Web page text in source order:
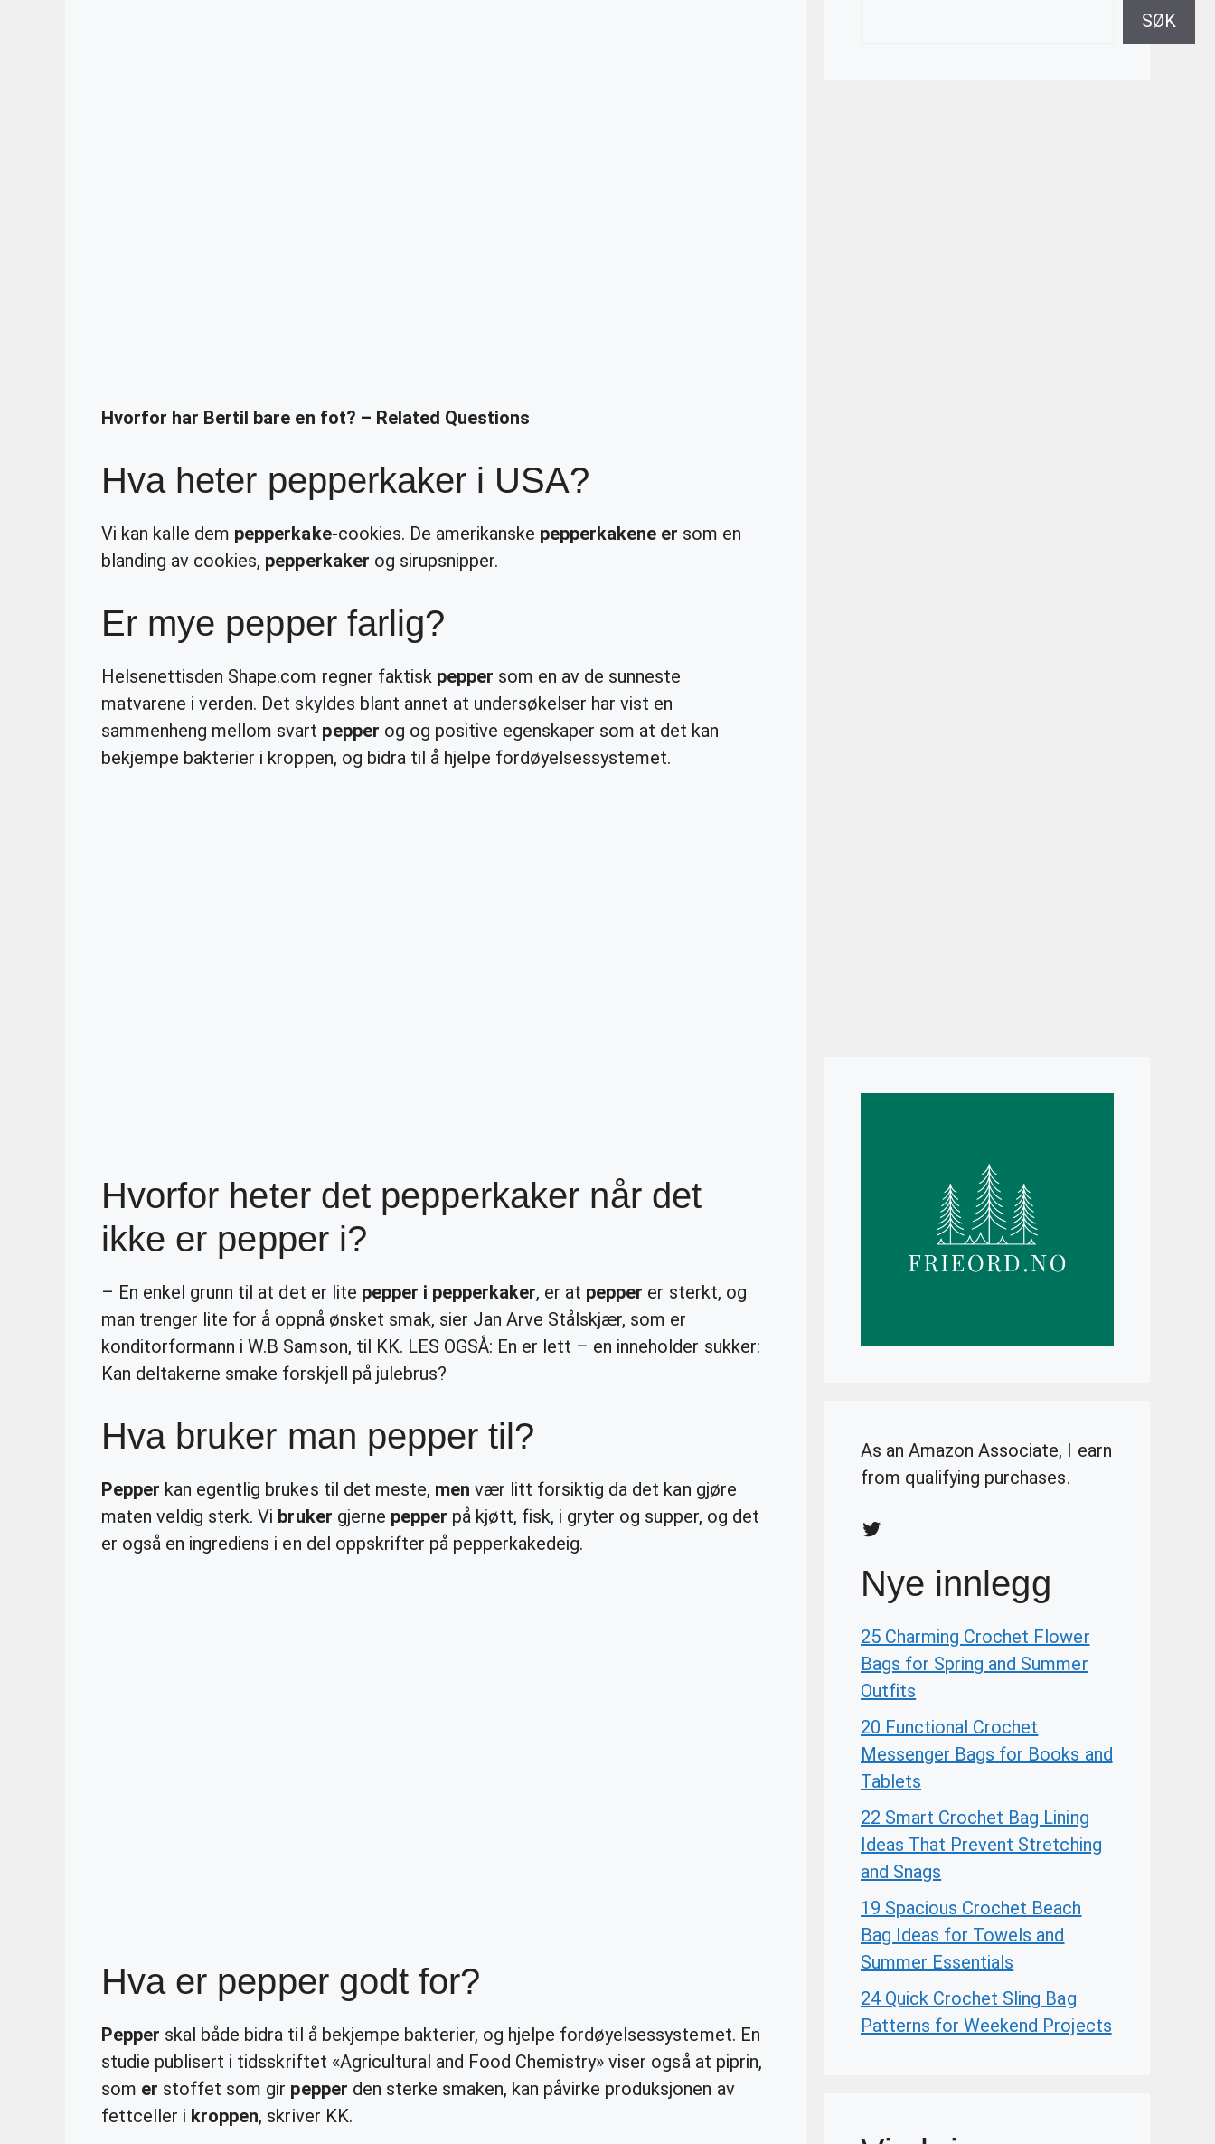
Hvorfor har Bertil bare en fot? – Related Questions
Hva heter pepperkaker i USA?
Vi kan kalle dem pepperkake-cookies. De amerikanske pepperkakene er som en
blanding av cookies, pepperkaker og sirupsnipper.
Er mye pepper farlig?
Helsenettisden Shape.com regner faktisk pepper som en av de sunneste
matvarene i verden. Det skyldes blant annet at undersøkelser har vist en
sammenheng mellom svart pepper og og positive egenskaper som at det kan
bekjempe bakterier i kroppen, og bidra til å hjelpe fordøyelsessystemet.
Hvorfor heter det pepperkaker når det
ikke er pepper i?
– En enkel grunn til at det er lite pepper i pepperkaker, er at pepper er sterkt, og
man trenger lite for å oppnå ønsket smak, sier Jan Arve Stålskjær, som er
konditorformann i W.B Samson, til KK. LES OGSÅ: En er lett – en inneholder sukker:
Kan deltakerne smake forskjell på julebrus?
Hva bruker man pepper til?
Pepper kan egentlig brukes til det meste, men vær litt forsiktig da det kan gjøre
maten veldig sterk. Vi bruker gjerne pepper på kjøtt, fisk, i gryter og supper, og det
er også en ingrediens i en del oppskrifter på pepperkakedeig.
Hva er pepper godt for?
Pepper skal både bidra til å bekjempe bakterier, og hjelpe fordøyelsessystemet. En
studie publisert i tidsskriftet «Agricultural and Food Chemistry» viser også at piprin,
som er stoffet som gir pepper den sterke smaken, kan påvirke produksjonen av
fettceller i kroppen, skriver KK.
SØK
As an Amazon Associate, I earn
from qualifying purchases.
Twitter
Nye innlegg
25 Charming Crochet Flower
Bags for Spring and Summer
Outfits
20 Functional Crochet
Messenger Bags for Books and
Tablets
22 Smart Crochet Bag Lining
Ideas That Prevent Stretching
and Snags
19 Spacious Crochet Beach
Bag Ideas for Towels and
Summer Essentials
24 Quick Crochet Sling Bag
Patterns for Weekend Projects